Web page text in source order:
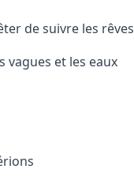
de suivre les rêves
vagues et les eaux